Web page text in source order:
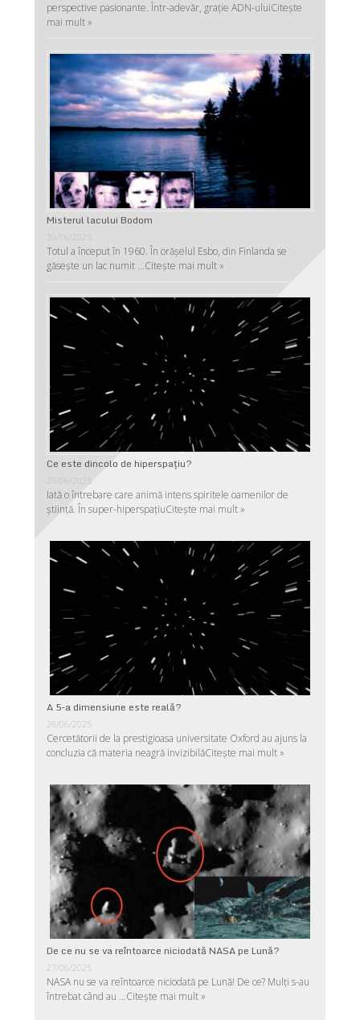
perspective pasionante. Într-adevăr, graţie ADN-uluiCitește
mai mult »
Misterul lacului Bodom
Totul a început în 1960. În orășelul Esbo, din Finlanda se
găsește un lac numit …Citește mai mult »
Ce este dincolo de hiperspaţiu?
29/06/2025
Iată o întrebare care animă intens spiritele oamenilor de
ştiinţă. În super-hiperspaţiuCitește mai mult »
A 5-a dimensiune este reală?
28/06/2025
Cercetătorii de la prestigioasa universitate Oxford au ajuns la
concluzia că materia neagră invizibilăCitește mai mult »
De ce nu se va reîntoarce niciodată NASA pe Lună?
27/06/2025
NASA nu se va reîntoarce niciodată pe Lună! De ce? Mulţi s-au
întrebat când au …Citește mai mult »